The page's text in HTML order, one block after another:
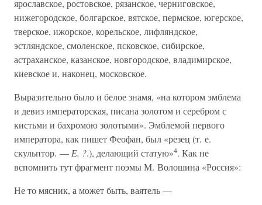
ярославское, ростовское, рязанское, черниговское,
нижегородское, болгарское, вятское, пермское, югерское,
тверское, ижорское, корельское, лифляндское,
эстляндское, смоленское, псковское, сибирское,
астраханское, казанское, новгородское, владимирское,
киевское и, наконец, московское.
Выразительно было и белое знамя, «на котором эмблема
и девиз императорская, писана золотом и серебром с
кистьми и бахромою золотыми». Эмблемой первого
императора, как пишет Феофан, был «резец (т. е.
скульптор. —Е. ?.), делающий статую»4. Как не
вспомнить тут фрагмент поэмы М. Волошина «Россия»:
Не то мясник, а может быть, ваятель —